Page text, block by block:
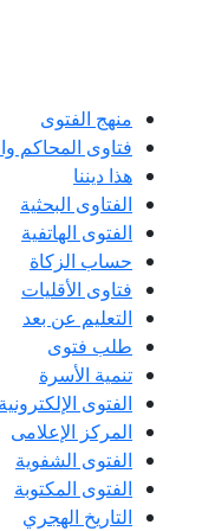
منهج الفتوى
فتاوى المحاكم
هذا ديننا
الفتاوى البحثية
الفتوى الهاتفية
حساب الزكاة
فتاوى الأقليات
التعليم عن بعد
طلب فتوى
تنمية الأسرة
الفتوى الإلكترونية
المركز الإعلامى
الفتوى الشفوية
الفتوى المكتوبة
التاريخ الهجري